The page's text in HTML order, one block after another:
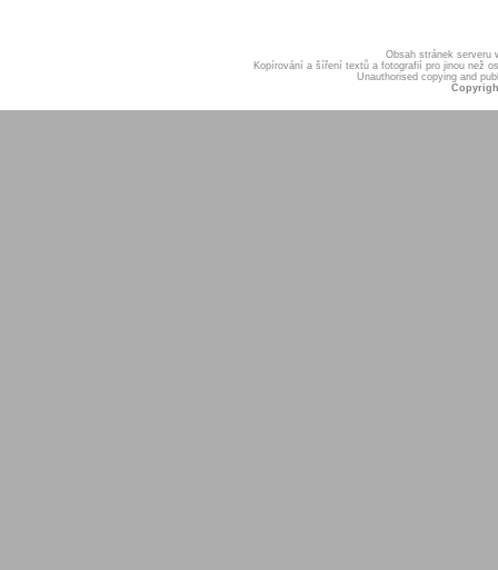
Obsah stránek serveru
Kopírování a šíření textů a fotografií pro jinou než
Unauthorised copying and